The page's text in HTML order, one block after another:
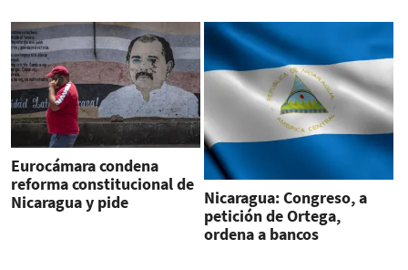
Eurocámara condena
reforma constitucional de
Nicaragua y pide
Nicaragua: Congreso, a
petición de Ortega,
ordena a bancos